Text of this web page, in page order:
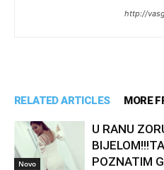
http://
RELATED ARTICLES MORE
Novo
U RANU
POZNATIM